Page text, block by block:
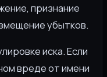
признание
убытков.
иска. Если
вреде от имени